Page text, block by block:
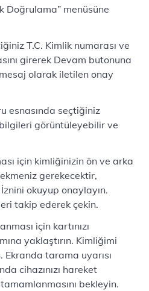
Doğrulama” menüsüne
T.C. Kimlik numarası ve
girerek Devam butonuna
olarak iletilen onay
esnasında seçtiğiniz
görüntüleyebilir ve
için kimliğinizin ön ve arka
gerekecektir,
okuyup onaylayın.
takip ederek çekin.
için kartınızı
yaklaştırın. Kimliğimi
Ekranda tarama uyarısı
cihazınızı hareket
bekleyin.